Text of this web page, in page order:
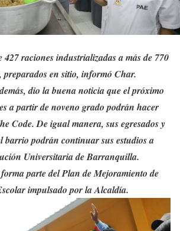
raciones industrializadas a más de 770
preparados en sitio, informó Char.
dio la buena noticia que el próximo
a partir de noveno grado podrán hacer
Code. De igual manera, sus egresados y
barrio podrán continuar sus estudios a
Universitaria de Barranquilla.
parte del Plan de Mejoramiento de
impulsado por la Alcaldía.